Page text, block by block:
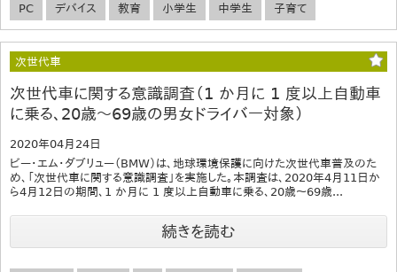
PC デバイス 教育 小学生 中学生 子育て
次世代車
次世代車に関する意識調査（1 か月に 1 度以上自動車
に乗る、20歳～69歳の男女ドライバー対象）
2020年04月24日
ビー・エム・ダブリュー（BMW）は、地球環境保護に向けた次世代車普及のた
め、「次世代車に関する意識調査」を実施した。本調査は、2020年4月11日か
ら4月12日の期間、1 か月に 1 度以上自動車に乗る、20歳～69歳...
続きを読む